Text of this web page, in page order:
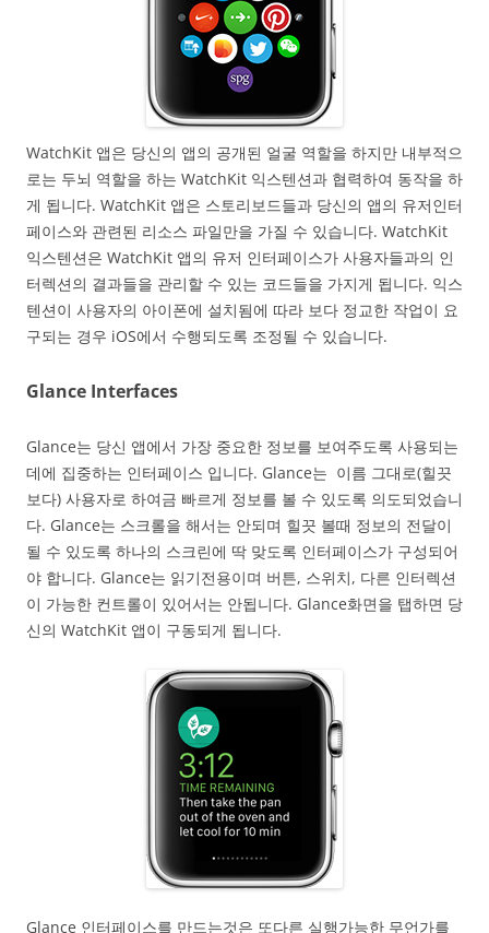
WatchKit 앱은 당신의 앱의 공개된 얼굴 역할을 하지만 내부적으
로는 두뇌 역할을 하는 WatchKit 익스텐션과 협력하여 동작을 하
게 됩니다. WatchKit 앱은 스토리보드들과 당신의 앱의 유저인터
페이스와 관련된 리소스 파일만을 가질 수 있습니다. WatchKit
익스텐션은 WatchKit 앱의 유저 인터페이스가 사용자들과의 인
터렉션의 결과들을 관리할 수 있는 코드들을 가지게 됩니다. 익스
텐션이 사용자의 아이폰에 설치됨에 따라 보다 정교한 작업이 요
구되는 경우 iOS에서 수행되도록 조정될 수 있습니다.
Glance Interfaces
Glance는 당신 앱에서 가장 중요한 정보를 보여주도록 사용되는
데에 집중하는 인터페이스 입니다. Glance는 이름 그대로(힐끗
보다) 사용자로 하여금 빠르게 정보를 볼 수 있도록 의도되었습니
다. Glance는 스크롤을 해서는 안되며 힐끗 볼때 정보의 전달이
될 수 있도록 하나의 스크린에 딱 맞도록 인터페이스가 구성되어
야 합니다. Glance는 읽기전용이며 버튼, 스위치, 다른 인터렉션
이 가능한 컨트롤이 있어서는 안됩니다. Glance화면을 탭하면 당
신의 WatchKit 앱이 구동되게 됩니다.
Glance 인터페이스를 만드는것은 또다른 실행가능한 무언가를